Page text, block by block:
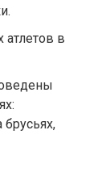
атлетов в
брусьях,